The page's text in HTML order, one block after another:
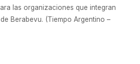
las organizaciones que integran
Berabevu. (Tiempo Argentino –